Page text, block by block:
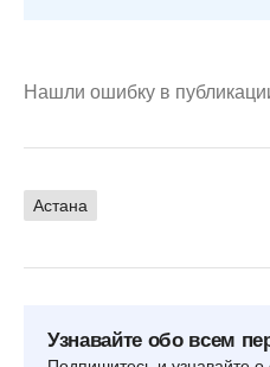
Нашли ошибку в
Астана
Узнавайте обо всем